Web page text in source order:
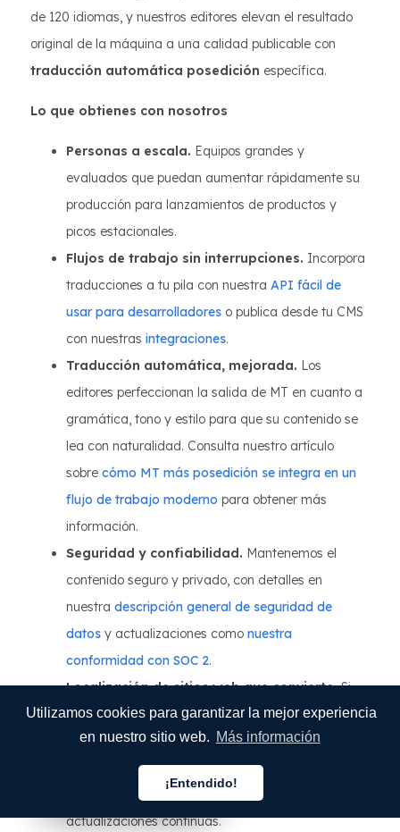
Utilizamos cookies para garantizar la mejor experiencia
en nuestro sitio web. Más información
¡Entendido!
de 120 idiomas, y nuestros editores elevan el resultado
original de la máquina a una calidad publicable con
traducción automática posedición específica.
Lo que obtienes con nosotros
Personas a escala. Equipos grandes y
evaluados que puedan aumentar rápidamente su
producción para lanzamientos de productos y
picos estacionales.
Flujos de trabajo sin interrupciones. Incorpora
traducciones a tu pila con nuestra API fácil de
usar para desarrolladores o publica desde tu CMS
con nuestras integraciones.
Traducción automática, mejorada. Los
editores perfeccionan la salida de MT en cuanto a
gramática, tono y estilo para que su contenido se
lea con naturalidad. Consulta nuestro artículo
sobre cómo MT más posedición se integra en un
flujo de trabajo moderno para obtener más
información.
Seguridad y confiabilidad. Mantenemos el
contenido seguro y privado, con detalles en
nuestra descripción general de seguridad de
datos y actualizaciones como nuestra
conformidad con SOC 2.
Localización de sitios web que convierte.Si
desea obtener información sobre cómo hacerlo,
nuestra guía paratraducir sitios de WordPress
guía a través de la configuración y las mejores
prácticas desde la primera publicación hasta las
actualizaciones continuas.
Español
Español
Español